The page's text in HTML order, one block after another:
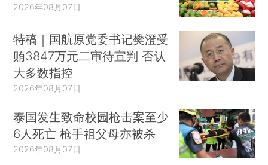
2026年08月07日
特稿｜国航原党委书记樊澄受
贿3847万元二审待宣判 否认
大多数指控
2026年08月07日
泰国发生致命校园枪击案至少
6人死亡 枪手祖父母亦被杀
2026年08月07日